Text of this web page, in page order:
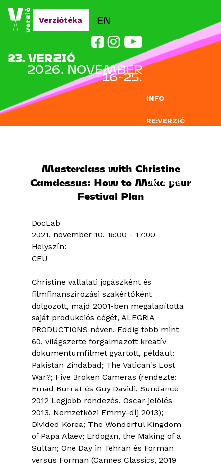
Jump to navigation
INFO
RE:VERZIÓ
DOCLAB
OKTATÁS
EN
23. VERZIÓ
2026. NOVEMBER
16-25.
Verziótéka
Masterclass with Christine
Camdessus: How to Make your
Festival Plan
DocLab
2021. november 10. 16:00 - 17:00
Helyszín:
CEU
Christine vállalati jogászként és
filmfinanszírozási szakértőként
dolgozott, majd 2001-ben megalapította
saját produkciós cégét, ALEGRIA
PRODUCTIONS néven. Eddig több mint
60, világszerte forgalmazott kreatív
dokumentumfilmet gyártott, például:
Pakistan Zindabad; The Vatican's Lost
War?; Five Broken Cameras (rendezte:
Emad Burnat és Guy Davidi; Sundance
2012 Legjobb rendezés, Oscar-jelölés
2013, Nemzetközi Emmy-díj 2013);
Divided Korea; The Wonderful Kingdom
of Papa Alaev; Erdogan, the Making of a
Sultan; One Day in Tehran és Forman
versus Forman (Cannes Classics, 2019